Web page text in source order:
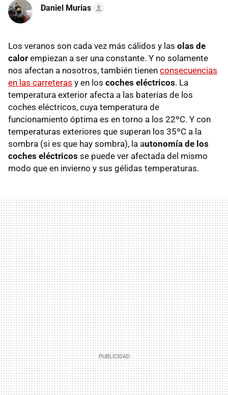
Daniel Murias
Los veranos son cada vez más cálidos y las olas de
calor empiezan a ser una constante. Y no solamente
nos afectan a nosotros, también tienen consecuencias
en las carreteras y en los coches eléctricos. La
temperatura exterior afecta a las baterías de los
coches eléctricos, cuya temperatura de
funcionamiento óptima es en torno a los 22ºC. Y con
temperaturas exteriores que superan los 35ºC a la
sombra (si es que hay sombra), la autonomía de los
coches eléctricos se puede ver afectada del mismo
modo que en invierno y sus gélidas temperaturas.